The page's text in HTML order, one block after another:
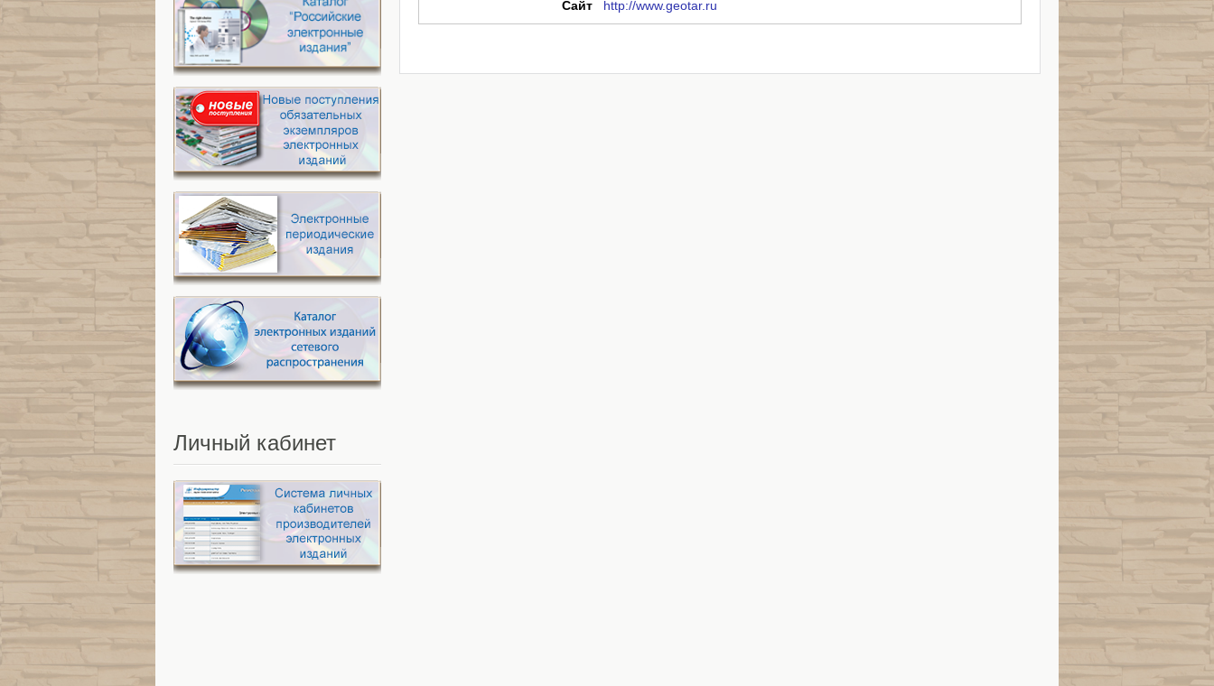
Сайт
http://www.geotar.ru
Личный кабинет